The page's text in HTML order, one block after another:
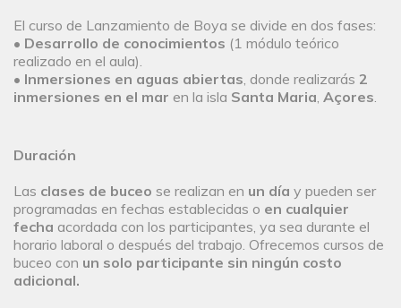
El curso de Lanzamiento de Boya se divide en dos fases:
• Desarrollo de conocimientos (1 módulo teórico
realizado en el aula).
• Inmersiones en aguas abiertas, donde realizarás 2
inmersiones en el mar en la isla Santa Maria, Açores.
Duración
Las clases de buceo se realizan en un día y pueden ser
programadas en fechas establecidas o en cualquier
fecha acordada con los participantes, ya sea durante el
horario laboral o después del trabajo. Ofrecemos cursos de
buceo con un solo participante sin ningún costo
adicional.